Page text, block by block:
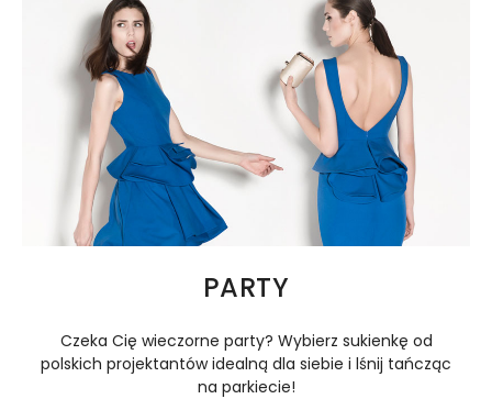
PARTY
Czeka Cię wieczorne party? Wybierz sukienkę od
polskich projektantów idealną dla siebie i lśnij tańcząc
na parkiecie!